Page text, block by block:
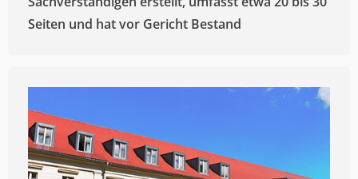
Seiten und hat vor Gericht Bestand